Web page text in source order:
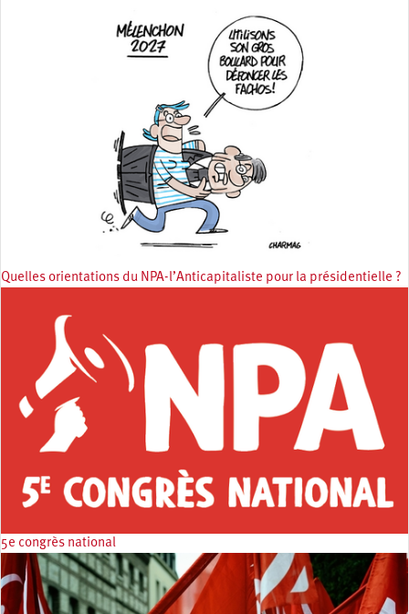
Quelles orientations du NPA-l’Anticapitaliste pour la présidentielle ?
5e congrès national